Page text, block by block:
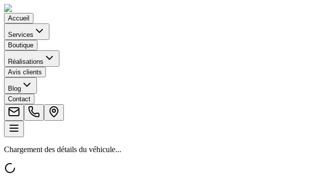
Accueil
Services
Boutique
Réalisations
Avis clients
Blog
Contact
Chargement des détails du véhicule...